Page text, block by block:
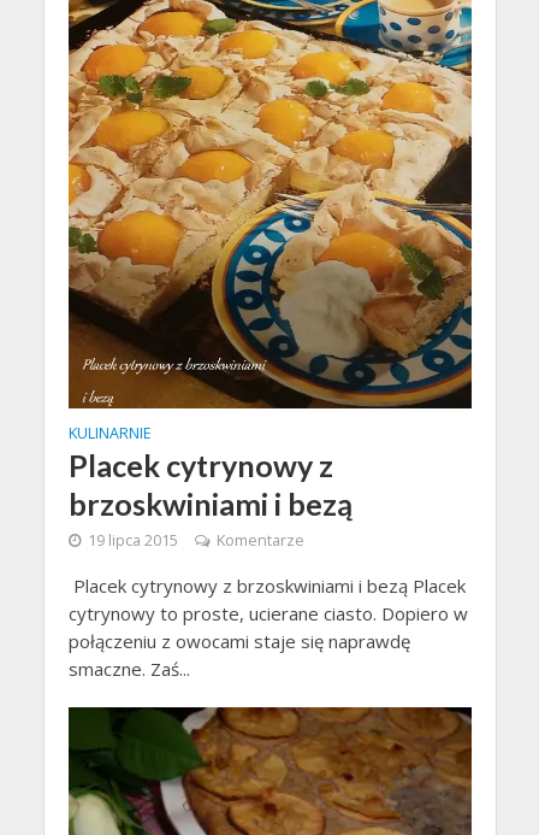
KULINARNIE
Placek cytrynowy z
brzoskwiniami i bezą
19 lipca 2015 Komentarze
Placek cytrynowy z brzoskwiniami i bezą Placek
cytrynowy to proste, ucierane ciasto. Dopiero w
połączeniu z owocami staje się naprawdę
smaczne. Zaś...